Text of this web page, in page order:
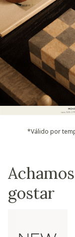
*Válido por
gostar